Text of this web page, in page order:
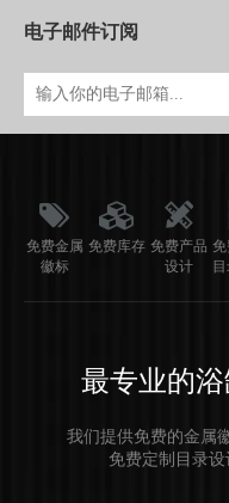
电子邮件订阅
免费金属
徽标
免费库存 免费产品
设计
免
最专业的
我们提供免费的金属
免费定制目录设